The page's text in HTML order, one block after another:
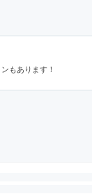
もあります！